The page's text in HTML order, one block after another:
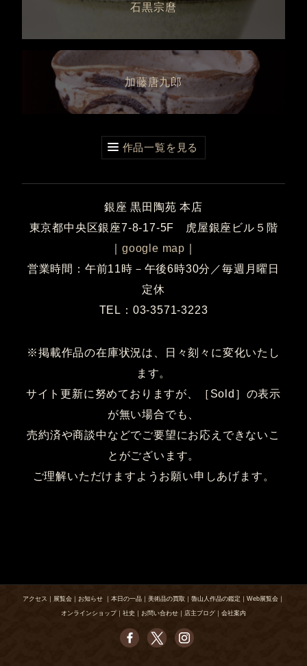
石黒宗麿
加藤唐九郎
作品一覧を見る
銀座 黒田陶苑 本店
東京都中央区銀座7-8-17-5F 虎屋銀座ビル５階
google map
営業時間：午前11時－午後6時30分／毎週月曜日
定休
TEL：03-3571-3223
※掲載作品の在庫状況は、日々刻々に変化いたし
ます。
サイト更新に努めておりますが、［Sold］の表示
が無い場合でも、
売約済や商談中などでご要望にお応えできないこ
とがございます。
ご理解いただけますようお願い申しあげます。
アクセス ｜ 展覧会 ｜ お知らせ ｜ 本日の一品 ｜ 美術品の買取 ｜ 魯山人作品の鑑定 ｜ Web展覧会 ｜
オンラインショップ｜ 社史 ｜ お問い合わせ ｜ 店主ブログ ｜ 会社案内